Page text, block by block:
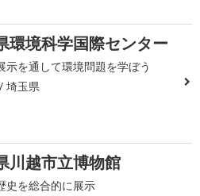
環境科学国際センター
示を通して環境問題を学ぼう
埼玉県
川越市立博物館
史を総合的に展示